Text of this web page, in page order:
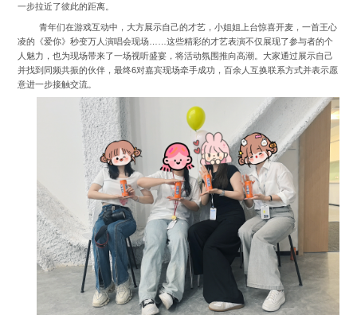
一步拉近了彼此的距离。
青年们在游戏互动中，大方展示自己的才艺，小姐姐上台惊喜开麦，一首王心
凌的《爱你》秒变万人演唱会现场……这些精彩的才艺表演不仅展现了参与者的个
人魅力，也为现场带来了一场视听盛宴，将活动氛围推向高潮。大家通过展示自己
并找到同频共振的伙伴，最终6对嘉宾现场牵手成功，百余人互换联系方式并表示愿
意进一步接触交流。